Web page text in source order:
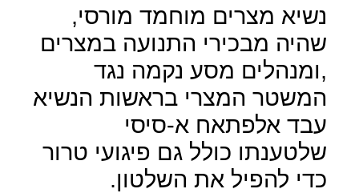
נשיא מצרים מוחמד מורסי,
שהיה מבכירי התנועה במצרים
,ומנהלים מסע נקמה נגד
המשטר המצרי בראשות הנשיא
עבד אלפתאח א-סיסי
שלטענתו כולל גם פיגועי טרור
כדי להפיל את השלטון.